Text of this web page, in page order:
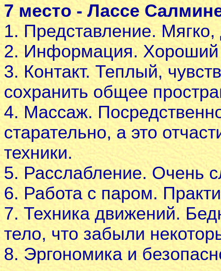
7 место - Лассе
1. Представление. Мягко,
2. Информация. Хороший
3. Контакт. Теплый,
сохранить общее
4. Массаж.
старательно, а это
техники.
5. Расслабление. Очень
6. Работа с паром.
7. Техника движений.
тело, что забыли
8. Эргономика и